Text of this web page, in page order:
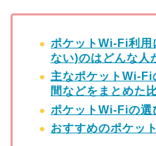
ポケットWi-Fi利用
ない)のはどんな人
主なポケットWi-Fi
間などをまとめた
ポケットWi-Fiの選
おすすめのポケッ